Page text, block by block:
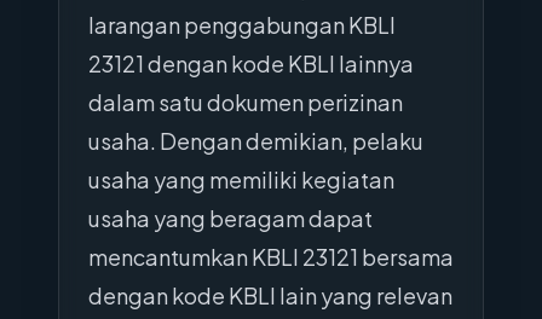
larangan penggabungan KBLI
23121 dengan kode KBLI lainnya
dalam satu dokumen perizinan
usaha. Dengan demikian, pelaku
usaha yang memiliki kegiatan
usaha yang beragam dapat
mencantumkan KBLI 23121 bersama
dengan kode KBLI lain yang relevan